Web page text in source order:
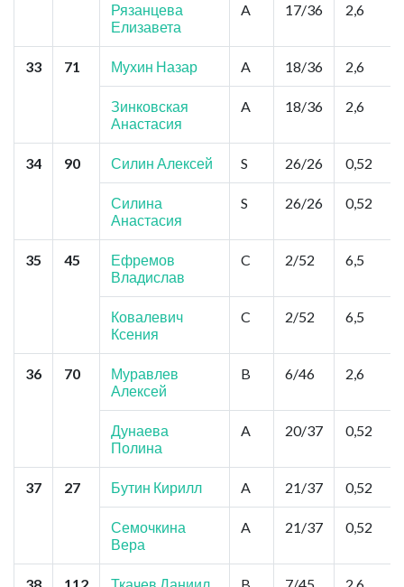
Рязанцева
Елизавета
A 17/36 2,6
33 71 Мухин Назар A 18/36 2,6
Зинковская
Анастасия
A 18/36 2,6
34 90 Силин Алексей S 26/26 0,52
Силина
Анастасия
S 26/26 0,52
35 45
Ефремов
Владислав
C 2/52 6,5
Ковалевич
Ксения
C 2/52 6,5
36 70
Муравлев
Алексей
B 6/46 2,6
Дунаева
Полина
A 20/37 0,52
37 27 Бутин Кирилл A 21/37 0,52
Семочкина
Вера
A 21/37 0,52